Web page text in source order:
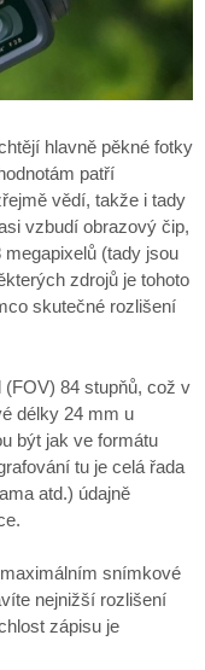
hlavně pěkné fotky
patří
vědí, takže i tady
vzbudí obrazový čip,
(tady jsou
zdrojů je tohoto
skutečné rozlišení
84 stupňů, což v
délky 24 mm u
být jak ve formátu
tu je celá řada
atd.) údajně
snímkové
nejnižší rozlišení
zápisu je